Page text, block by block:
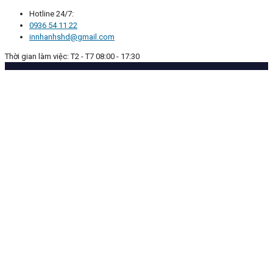
Hotline 24/7:
0936 54 11 22
innhanhshd@gmail.com
Thời gian làm việc: T2 - T7 08:00 - 17:30